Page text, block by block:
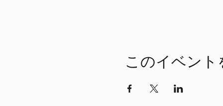
このイベント